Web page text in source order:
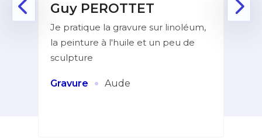
Guy PEROTTET
Je pratique la gravure sur linoléum,
la peinture à l'huile et un peu de
sculpture
Gravure · Aude